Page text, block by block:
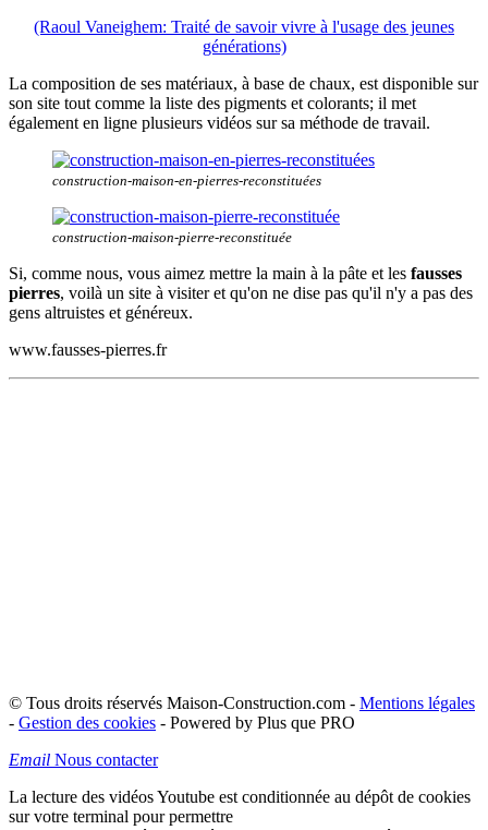
(Raoul Vaneighem: Traité de savoir vivre à l'usage des jeunes
générations)
La composition de ses matériaux, à base de chaux, est disponible sur
son site tout comme la liste des pigments et colorants; il met
également en ligne plusieurs vidéos sur sa méthode de travail.
construction-maison-en-pierres-reconstituées
construction-maison-pierre-reconstituée
Si, comme nous, vous aimez mettre la main à la pâte et les fausses
pierres, voilà un site à visiter et qu'on ne dise pas qu'il n'y a pas des
gens altruistes et généreux.
www.fausses-pierres.fr
© Tous droits réservés Maison-Construction.com - Mentions légales
- Gestion des cookies - Powered by Plus que PRO
Email Nous contacter
La lecture des vidéos Youtube est conditionnée au dépôt de cookies
sur votre terminal pour permettre